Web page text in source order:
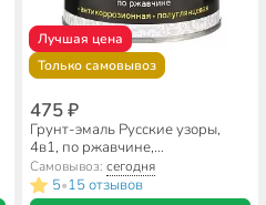
Лучшая цена
Только самовывоз
475 ₽
Грунт-эмаль Русские узоры,
4в1, по ржавчине,
быстросохнущая, алкидная,
полуглянцевая, желтая, 0.8 кг
Самовывоз: сегодня
5•15 отзывов